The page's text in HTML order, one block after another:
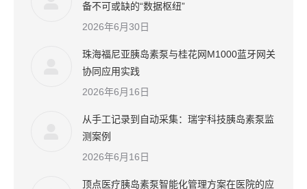
备不可或缺的“数据枢纽”
2026年6月30日
珠海福尼亚胰岛素泵与桂花网M1000蓝牙网关
协同应用实践
2026年6月16日
从手工记录到自动采集：瑞宇科技胰岛素泵监
测案例
2026年6月16日
顶点医疗胰岛素泵智能化管理方案在医院的应